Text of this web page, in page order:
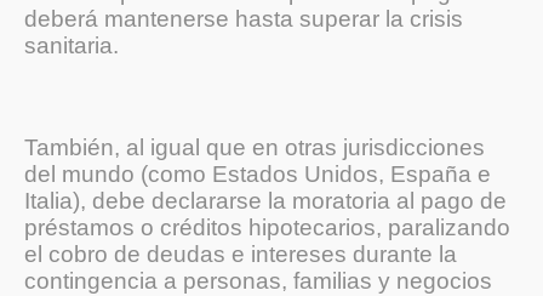
deberá mantenerse hasta superar la crisis
sanitaria.
También, al igual que en otras jurisdicciones
del mundo (como Estados Unidos, España e
Italia), debe declararse la moratoria al pago de
préstamos o créditos hipotecarios, paralizando
el cobro de deudas e intereses durante la
contingencia a personas, familias y negocios